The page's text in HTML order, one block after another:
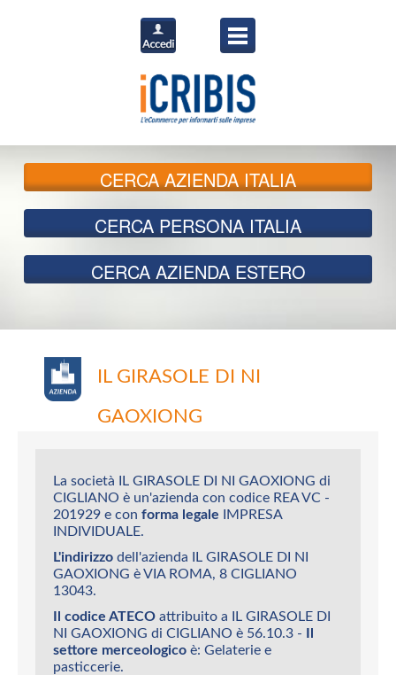
CERCAAZIENDA ITALIA
CERCA PERSONA ITALIA
CERCA AZIENDA ESTERO
IL GIRASOLE DI NI
GAOXIONG
La società IL GIRASOLE DI NI GAOXIONG di
CIGLIANO è un'azienda con codice REA VC -
201929 e con forma legale IMPRESA
INDIVIDUALE.
L'indirizzo dell'azienda IL GIRASOLE DI NI
GAOXIONG è VIA ROMA, 8 CIGLIANO
13043.
Il codice ATECO attribuito a IL GIRASOLE DI
NI GAOXIONG di CIGLIANO è 56.10.3 - Il
settore merceologico è: Gelaterie e
pasticcerie.